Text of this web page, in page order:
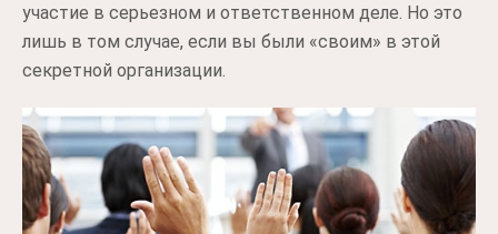
участие в серьезном и ответственном деле. Но это
лишь в том случае, если вы были «своим» в этой
секретной организации.